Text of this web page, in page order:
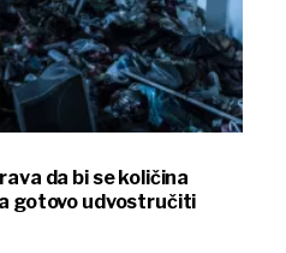
da bi se količina
gotovo udvostručiti